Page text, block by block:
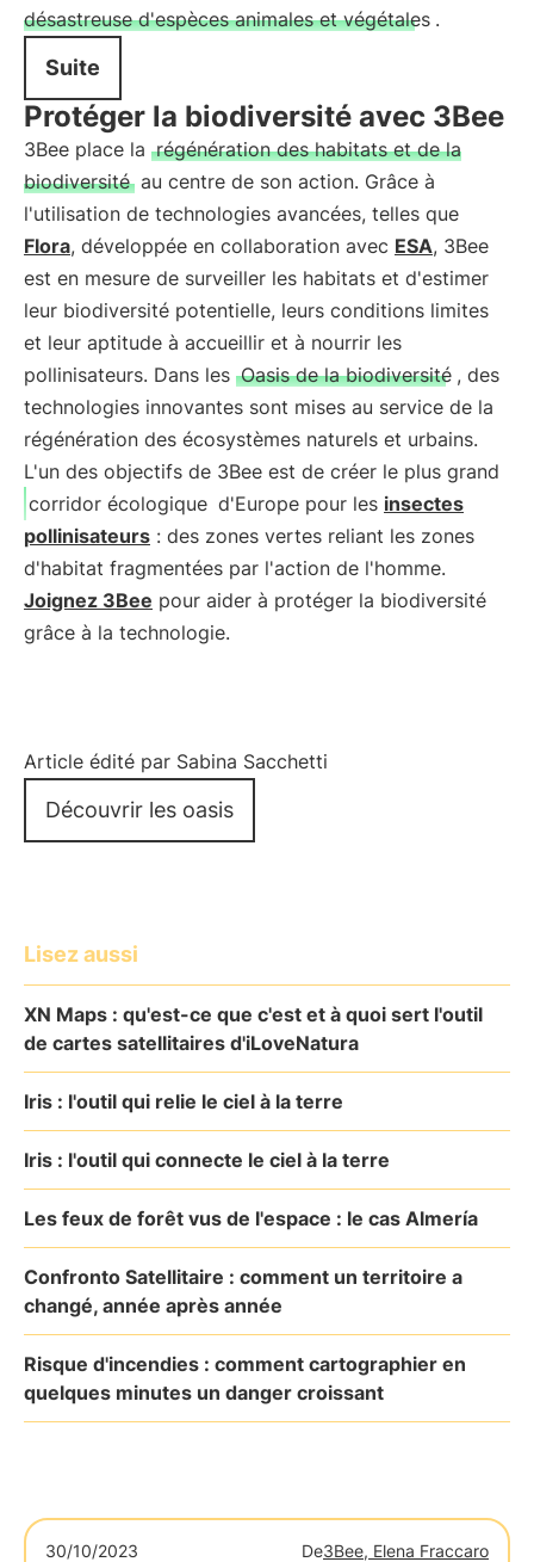
désastreuse d'espèces animales et végétales .
Suite
Protéger la biodiversité avec 3Bee
3Bee place la régénération des habitats et de la
biodiversité au centre de son action. Grâce à
l'utilisation de technologies avancées, telles que
Flora, développée en collaboration avec ESA, 3Bee
est en mesure de surveiller les habitats et d'estimer
leur biodiversité potentielle, leurs conditions limites
et leur aptitude à accueillir et à nourrir les
pollinisateurs. Dans les Oasis de la biodiversité , des
technologies innovantes sont mises au service de la
régénération des écosystèmes naturels et urbains.
L'un des objectifs de 3Bee est de créer le plus grand
corridor écologique d'Europe pour les insectes
pollinisateurs : des zones vertes reliant les zones
d'habitat fragmentées par l'action de l'homme.
Joignez 3Bee pour aider à protéger la biodiversité
grâce à la technologie.
Article édité par Sabina Sacchetti
Découvrir les oasis
Lisez aussi
XN Maps : qu'est-ce que c'est et à quoi sert l'outil
de cartes satellitaires d'iLoveNatura
Iris : l'outil qui relie le ciel à la terre
Iris : l'outil qui connecte le ciel à la terre
Les feux de forêt vus de l'espace : le cas Almería
Confronto Satellitaire : comment un territoire a
changé, année après année
Risque d'incendies : comment cartographier en
quelques minutes un danger croissant
30/10/2023 De3Bee, Elena Fraccaro